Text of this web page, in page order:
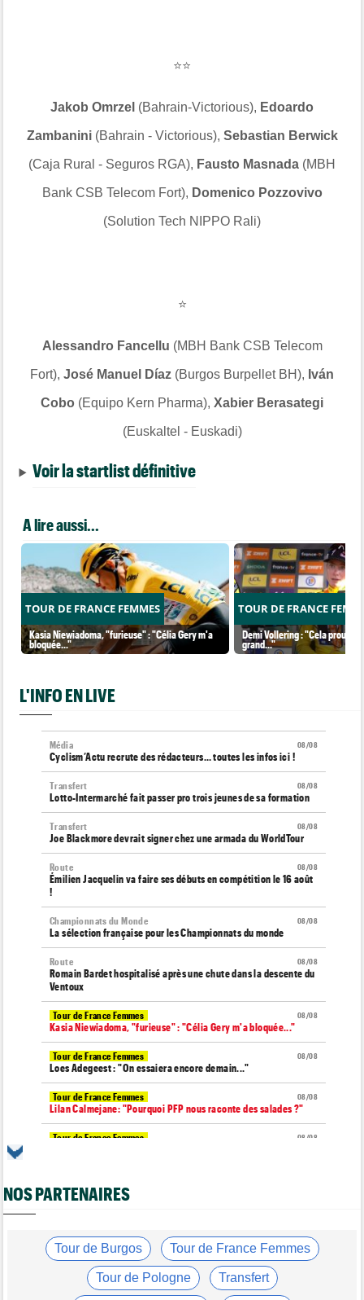
⭐⭐
Jakob Omrzel (Bahrain-Victorious), Edoardo
Zambanini(Bahrain - Victorious), Sebastian Berwick
(Caja Rural - Seguros RGA), Fausto Masnada (MBH
Bank CSB Telecom Fort), Domenico Pozzovivo
(Solution Tech NIPPO Rali)
⭐
Alessandro Fancellu (MBH Bank CSB Telecom
Fort), José Manuel Díaz (Burgos Burpellet BH), Iván
Cobo (Equipo Kern Pharma), Xabier Berasategi
(Euskaltel - Euskadi)
Voir la startlist définitive
A lire aussi...
TOUR DE FRANCE FEMMES
Kasia Niewiadoma, "furieuse" : "Célia Gery m'a
bloquée..."
TOUR DE FRANCE
Demi Vollering : "Cela prouve
grand..."
L'INFO EN LIVE
08/08
Média
Cyclism’Actu recrute des rédacteurs… toutes les infos ici !
08/08
Transfert
Lotto-Intermarché fait passer pro trois jeunes de sa formation
08/08
Transfert
Joe Blackmore devrait signer chez une armada du WorldTour
08/08
Route
Émilien Jacquelin va faire ses débuts en compétition le 16 août
!
08/08
Championnats du Monde
La sélection française pour les Championnats du monde
08/08
Route
Romain Bardet hospitalisé après une chute dans la descente du
Ventoux
08/08
Tour de France Femmes
Kasia Niewiadoma, "furieuse" : "Célia Gery m'a bloquée..."
08/08
Tour de France Femmes
Loes Adegeest : "On essaiera encore demain..."
08/08
Tour de France Femmes
Lilan Calmejane: "Pourquoi PFP nous raconte des salades ?"
08/08
Tour de France Femmes
Niedermaier : "J’ai dit à Kasia que ce n’est pas fini"
08/08
Tour de France Femmes
Lorena Wiebes : "Je dois encore finir la journée de demain"
NOS PARTENAIRES
Tour de Burgos Tour de France Femmes
Tour de Pologne Transfert